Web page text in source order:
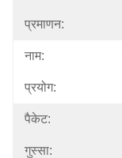
प्रमाणन:
नाम:
प्रयोग:
पैकेट:
गुस्सा: